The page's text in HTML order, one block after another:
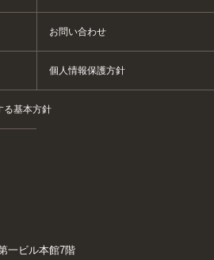
お問い合わせ
個人情報保護方針
る基本方針
一ビル本館7階